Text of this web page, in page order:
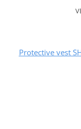
Protective vest